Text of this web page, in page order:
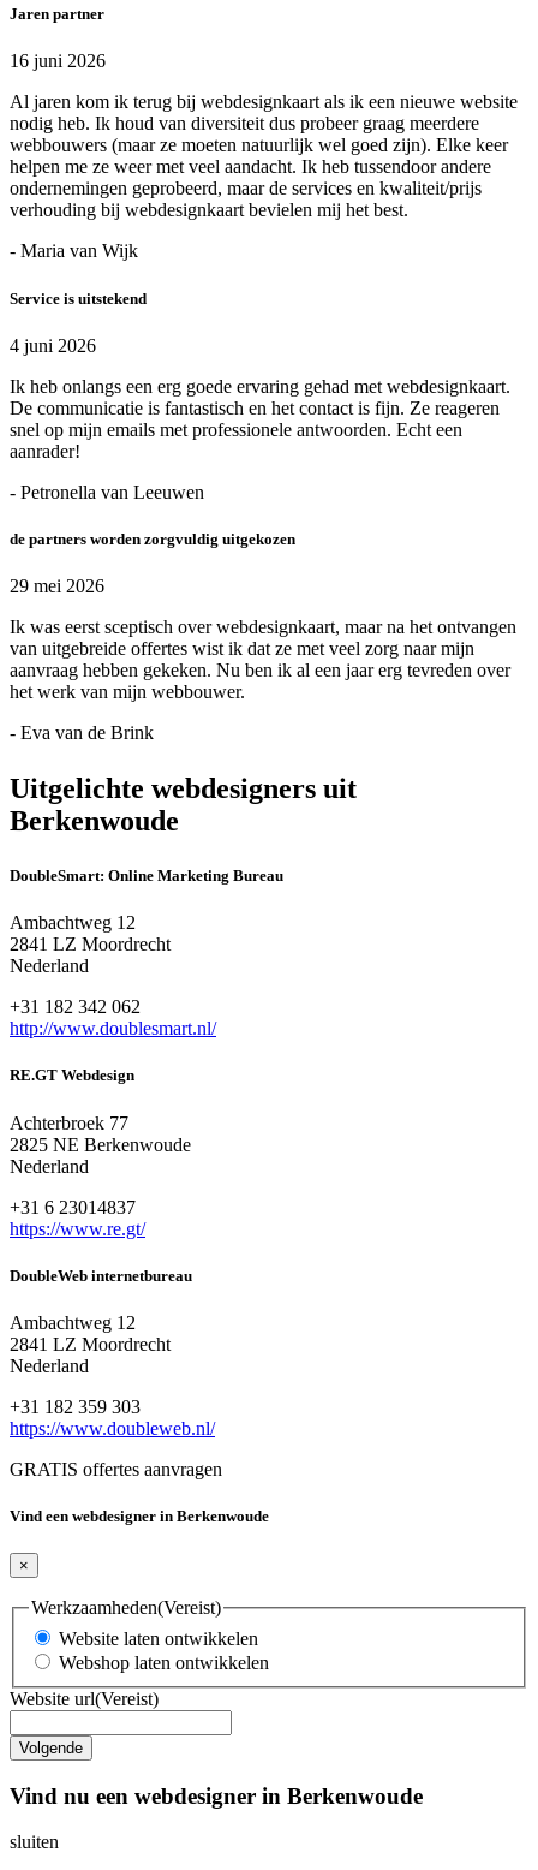
Jaren partner
16 juni 2026
Al jaren kom ik terug bij webdesignkaart als ik een nieuwe website
nodig heb. Ik houd van diversiteit dus probeer graag meerdere
webbouwers (maar ze moeten natuurlijk wel goed zijn). Elke keer
helpen me ze weer met veel aandacht. Ik heb tussendoor andere
ondernemingen geprobeerd, maar de services en kwaliteit/prijs
verhouding bij webdesignkaart bevielen mij het best.
- Maria van Wijk
Service is uitstekend
4 juni 2026
Ik heb onlangs een erg goede ervaring gehad met webdesignkaart.
De communicatie is fantastisch en het contact is fijn. Ze reageren
snel op mijn emails met professionele antwoorden. Echt een
aanrader!
- Petronella van Leeuwen
de partners worden zorgvuldig uitgekozen
29 mei 2026
Ik was eerst sceptisch over webdesignkaart, maar na het ontvangen
van uitgebreide offertes wist ik dat ze met veel zorg naar mijn
aanvraag hebben gekeken. Nu ben ik al een jaar erg tevreden over
het werk van mijn webbouwer.
- Eva van de Brink
Uitgelichte webdesigners uit
Berkenwoude
DoubleSmart: Online Marketing Bureau
Ambachtweg 12
2841 LZ Moordrecht
Nederland
+31 182 342 062
http://www.doublesmart.nl/
RE.GT Webdesign
Achterbroek 77
2825 NE Berkenwoude
Nederland
+31 6 23014837
https://www.re.gt/
DoubleWeb internetbureau
Ambachtweg 12
2841 LZ Moordrecht
Nederland
+31 182 359 303
https://www.doubleweb.nl/
GRATIS offertes aanvragen
Vind een webdesigner in Berkenwoude
×
Werkzaamheden(Vereist)
Website laten ontwikkelen
Webshop laten ontwikkelen
Website url(Vereist)
Vind nu een webdesigner in Berkenwoude
sluiten